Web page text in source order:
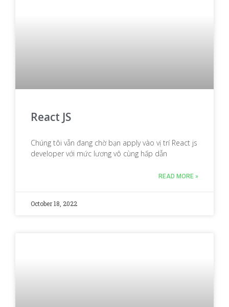
React JS
Chúng tôi vẫn đang chờ bạn apply vào vị trí React js
developer với mức lương vô cùng hấp dẫn
READ MORE »
October 18, 2022